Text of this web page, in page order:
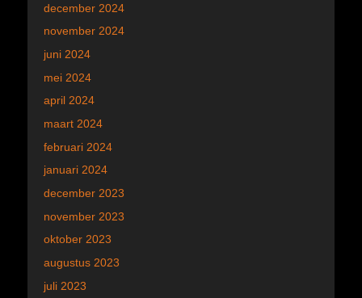
december 2024
november 2024
juni 2024
mei 2024
april 2024
maart 2024
februari 2024
januari 2024
december 2023
november 2023
oktober 2023
augustus 2023
juli 2023